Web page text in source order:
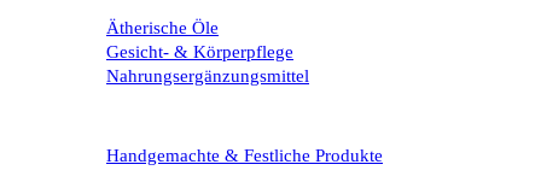
Ätherische Öle
Gesicht- & Körperpflege
Nahrungsergänzungsmittel
Handgemachte & Festliche Produkte